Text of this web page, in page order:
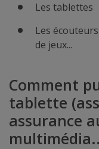
Les tablettes
Les
de jeux...
Comment
tablette
assurance